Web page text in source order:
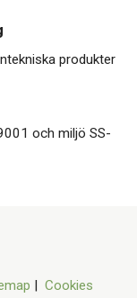
produkter
och miljö SS-
| Cookies